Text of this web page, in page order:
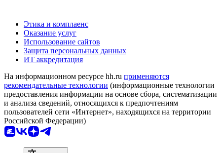
Этика и комплаенс
Оказание услуг
Использование сайтов
Защита персональных данных
ИТ аккредитация
На информационном ресурсе hh.ru применяются
рекомендательные технологии (информационные технологии
предоставления информации на основе сбора, систематизации
и анализа сведений, относящихся к предпочтениям
пользователей сети «Интернет», находящихся на территории
Российской Федерации)